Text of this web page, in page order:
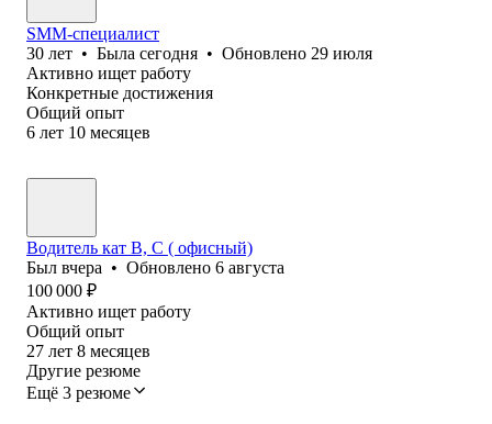
SMM-специалист
30 лет • Была сегодня • Обновлено 29 июля
Активно ищет работу
Конкретные достижения
Общий опыт
6 лет 10 месяцев
Водитель кат В, С ( офисный)
Был вчера • Обновлено 6 августа
100 000 ₽
Активно ищет работу
Общий опыт
27 лет 8 месяцев
Другие резюме
Ещё 3 резюме